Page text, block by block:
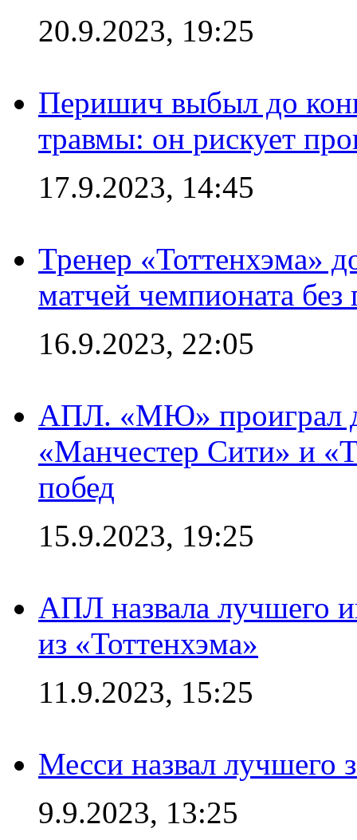
20.9.2023, 19:25
Перишич выбыл до
травмы: он рискует
17.9.2023, 14:45
Тренер «Тоттенхэма»
матчей чемпионата
16.9.2023, 22:05
АПЛ. «МЮ» проиграл
«Манчестер Сити» и
побед
15.9.2023, 19:25
АПЛ назвала лучшего
из «Тоттенхэма»
11.9.2023, 15:25
Месси назвал лучшего
9.9.2023, 13:25